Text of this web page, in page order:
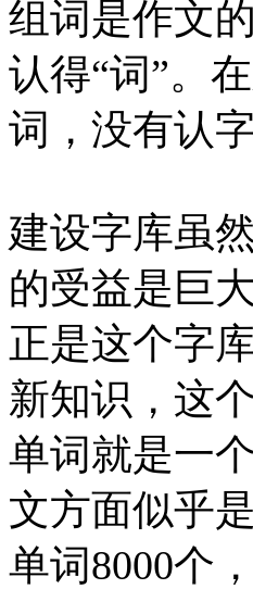
组词是作文
认得“词”。
词，没有认
建设字库虽
的受益是巨
正是这个字
新知识，这
单词就是一
文方面似乎
单词8000个